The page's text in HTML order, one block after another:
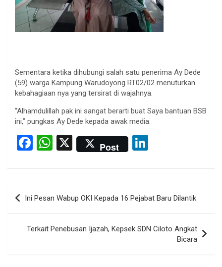
Sementara ketika dihubungi salah satu penerima Ay Dede
(59) warga Kampung Warudoyong RT02/02 menuturkan
kebahagiaan nya yang tersirat di wajahnya.
“Alhamdulillah pak ini sangat berarti buat Saya bantuan BSB
ini,” pungkas Ay Dede kepada awak media.
F
ce
b
o
o
k
W
at
s
A
p
p
X Post
ke
dI
n
Post
navigation
Ini Pesan Wabup OKI Kepada 16 Pejabat Baru Dilantik
Terkait Penebusan Ijazah, Kepsek SDN Ciloto Angkat
Bicara